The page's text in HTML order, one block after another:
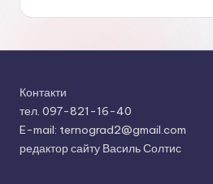
Контакти
тел. 097-821-16-40
E-mail: ternograd2@gmail.com
редактор сайту Василь Солтис